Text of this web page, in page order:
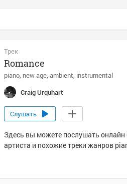
Трек
Romance
piano new age ambient instrumental
Craig Urquhart
Слушать
Здесь вы можете послушать онлайн
артиста и похожие треки жанров